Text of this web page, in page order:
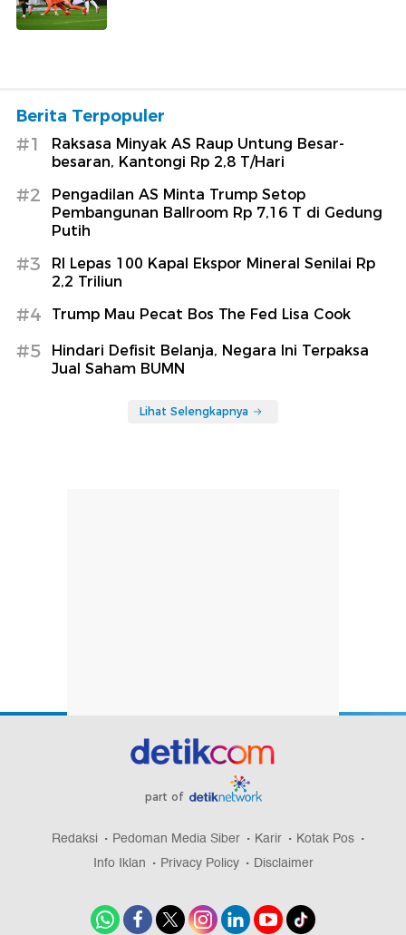
Berita Terpopuler
#1
Raksasa Minyak AS Raup Untung Besar-
besaran, Kantongi Rp 2,8 T/Hari
#2
Pengadilan AS Minta Trump Setop
Pembangunan Ballroom Rp 7,16 T di Gedung
Putih
#3
RI Lepas 100 Kapal Ekspor Mineral Senilai Rp
2,2 Triliun
#4 Trump Mau Pecat Bos The Fed Lisa Cook
#5
Hindari Defisit Belanja, Negara Ini Terpaksa
Jual Saham BUMN
Lihat Selengkapnya
part of
Redaksi Pedoman Media Siber Karir
Kotak Pos
Info Iklan
Privacy Policy Disclaimer